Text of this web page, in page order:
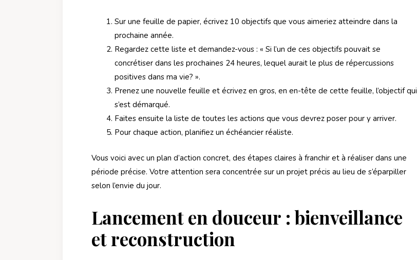
Sur une feuille de papier, écrivez 10 objectifs que vous aimeriez atteindre dans la
prochaine année.
Regardez cette liste et demandez-vous : « Si l’un de ces objectifs pouvait se
concrétiser dans les prochaines 24 heures, lequel aurait le plus de répercussions
positives dans ma vie? ».
Prenez une nouvelle feuille et écrivez en gros, en en-tête de cette feuille, l’objectif qui
s’est démarqué.
Faites ensuite la liste de toutes les actions que vous devrez poser pour y arriver.
Pour chaque action, planifiez un échéancier réaliste.
Vous voici avec un plan d’action concret, des étapes claires à franchir et à réaliser dans une
période précise. Votre attention sera concentrée sur un projet précis au lieu de s’éparpiller
selon l’envie du jour.
Lancement en douceur : bienveillance
et reconstruction